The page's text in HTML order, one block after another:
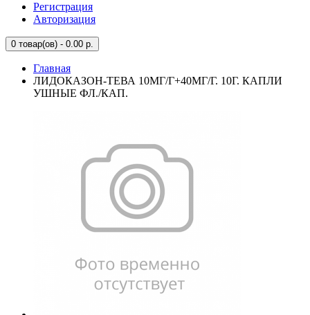
Регистрация
Авторизация
0 товар(ов) - 0.00 р.
Главная
ЛИДОКАЗОН-ТЕВА 10МГ/Г+40МГ/Г. 10Г. КАПЛИ
УШНЫЕ ФЛ./КАП.